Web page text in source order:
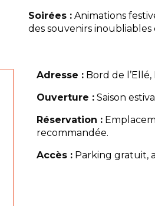
Soirées : Animations
des souvenirs
Adresse :Bord de l’Ellé,
Ouverture :Saison
Réservation :
recommandée.
Accès :Parking gratuit,